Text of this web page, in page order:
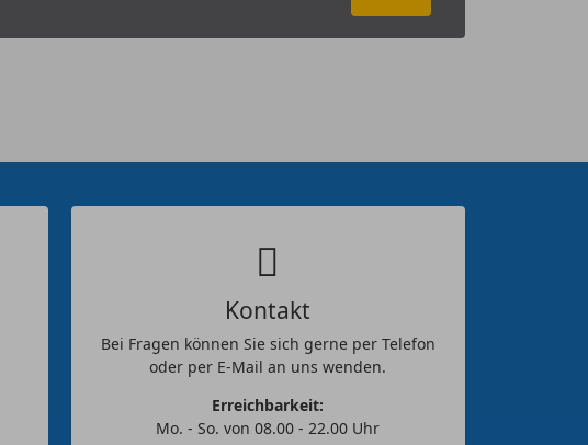
Kontakt
Bei Fragen können Sie sich gerne per Telefon
oder per E-Mail an uns wenden.
Erreichbarkeit:
Mo. - So. von 08.00 - 22.00 Uhr